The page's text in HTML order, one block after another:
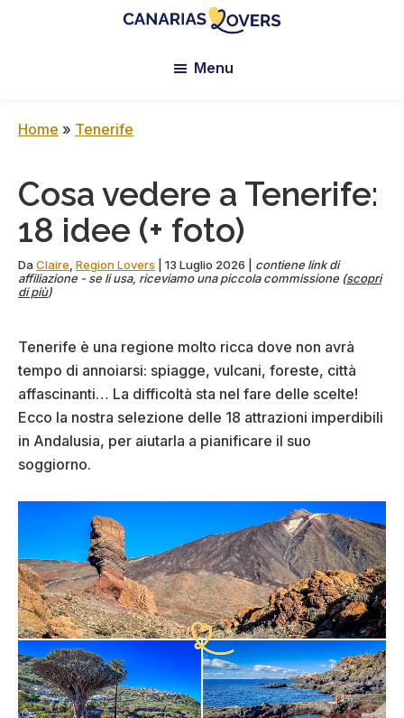
Lovers:
Gran
Canaria
Claire
Menu
Home » Tenerife
Cosa vedere a Tenerife:
18 idee (+ foto)
Da Claire Region Lovers 13 Luglio 2026
contiene link di
affiliazione - se li usa, riceviamo una piccola commissione (scopri
di più)
Tenerife è una regione molto ricca dove non avrà
tempo di annoiarsi: spiagge, vulcani, foreste, città
affascinanti… La difficoltà sta nel fare delle scelte!
Ecco la nostra selezione delle 18 attrazioni imperdibili
in Andalusia, per aiutarla a pianificare il suo
soggiorno.